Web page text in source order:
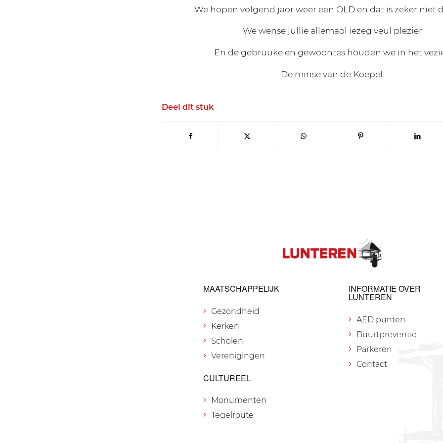
We hopen volgend jaor weer een OLD en dat is zeker niet
We wense jullie allemaol iezeg veul plezier
En de gebruuke en gewoontes houden we in het
De minse van de Koepel.
Deel dit stuk
MAATSCHAPPELIJK
Gezondheid
Kerken
Scholen
Verenigingen
CULTUREEL
Monumenten
Tegelroute
INFORMATIE OVER
LUNTEREN
AED punten
Buurtpreventie
Parkeren
Contact